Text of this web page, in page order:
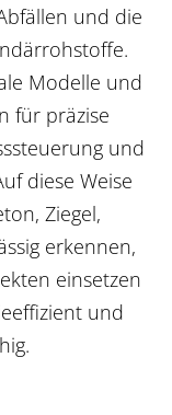
und die
Modelle und
für präzise
und
diese Weise
Ziegel,
erkennen,
einsetzen
und